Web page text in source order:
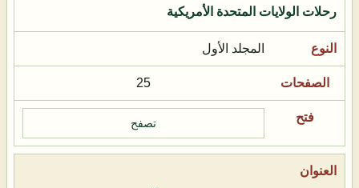
رحلات الولايات المتحدة الأمريكية
المجلد الأول
25
تصفح